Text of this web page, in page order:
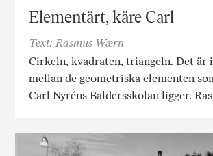
Elementärt, käre Carl
Text: Rasmus Wærn
Cirkeln, kvadraten, triangeln. Det är
mellan de geometriska elementen
Carl Nyréns Baldersskolan ligger.